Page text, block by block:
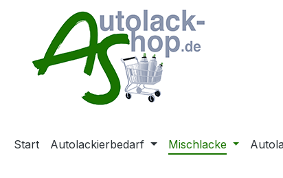
Hauptinhalt springen
Zur Suche springen
Zur Hauptnavigation springen
Start Autolackierbedarf Mischlacke